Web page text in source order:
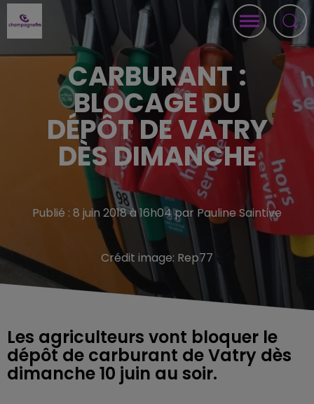
CARBURANT :
BLOCAGE DU
DÉPÔT DE VATRY
DÈS DIMANCHE
Publié : 8 juin 2018 à 16h04 par Pauline Saintive
Crédit image: Rep77
Les agriculteurs vont bloquer le
dépôt de carburant de Vatry dès
dimanche 10 juin au soir.